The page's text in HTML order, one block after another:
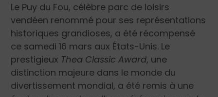
Le Puy du Fou, célèbre parc de loisirs
vendéen renommé pour ses représentations
historiques grandioses, a été récompensé
ce samedi 16 mars aux États-Unis. Le
prestigieux Thea Classic Award, une
distinction majeure dans le monde du
divertissement mondial, a été remis à une